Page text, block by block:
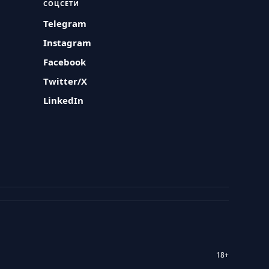
СОЦСЕТИ
Telegram
Instagram
Facebook
Twitter/X
LinkedIn
18+